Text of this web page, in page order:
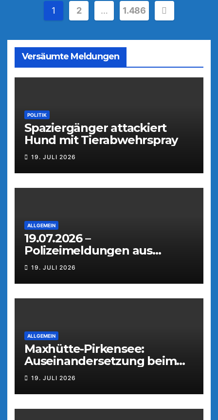
Seitennummerierung
Beiträge
1 2 … 1.486
Versäumte Meldungen
POLITIK
Spaziergänger attackiert
Hund mit Tierabwehrspray
19. JULI 2026
ALLGEMEIN
19.07.2026 –
Polizeimeldungen aus
Weiden
19. JULI 2026
ALLGEMEIN
Maxhütte-Pirkensee:
Auseinandersetzung beim
Parkfest
19. JULI 2026